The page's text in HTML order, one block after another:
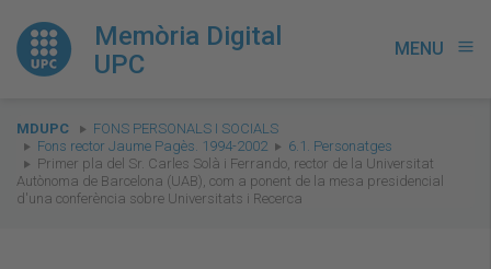
Memòria Digital
UPC
MENU menu
You
are
here:
MDUPC
FONS PERSONALS I SOCIALS
Fons rector Jaume Pagès. 1994-2002
6.1. Personatges
Primer pla del Sr. Carles Solà i Ferrando, rector de la Universitat
Autònoma de Barcelona (UAB), com a ponent de la mesa presidencial
d'una conferència sobre Universitats i Recerca